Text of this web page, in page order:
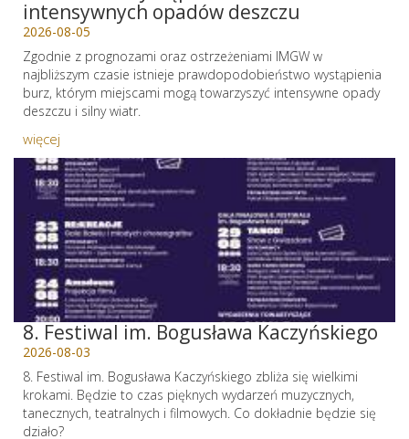
intensywnych opadów deszczu
2026-08-05
Zgodnie z prognozami oraz ostrzeżeniami IMGW w
najbliższym czasie istnieje prawdopodobieństwo wystąpienia
burz, którym miejscami mogą towarzyszyć intensywne opady
deszczu i silny wiatr.
więcej
8. Festiwal im. Bogusława Kaczyńskiego
2026-08-03
8. Festiwal im. Bogusława Kaczyńskiego zbliża się wielkimi
krokami. Będzie to czas pięknych wydarzeń muzycznych,
tanecznych, teatralnych i filmowych. Co dokładnie będzie się
działo?